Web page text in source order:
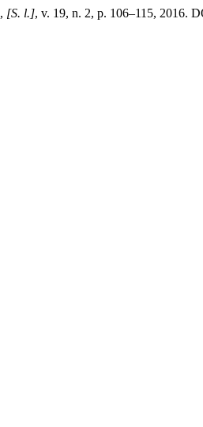
, [S. l.], v. 19, n. 2, p. 106–115, 2016.